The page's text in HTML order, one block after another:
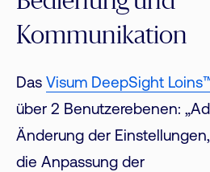
Kommunikation
Das Visum DeepSight
über 2 Benutzerebenen:
Änderung der
die Anpassung der